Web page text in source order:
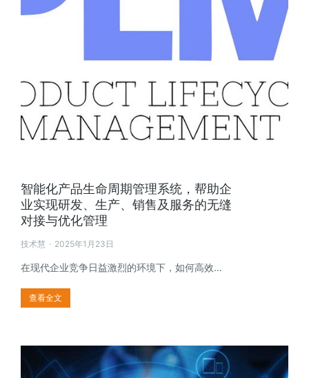
智能化产品生命周期管理系统，帮助企
业实现研发、生产、销售及服务的无缝
对接与优化管理
技术慧 2025年1月23日
在现代企业竞争日益激烈的环境下，如何高效…
查看全文